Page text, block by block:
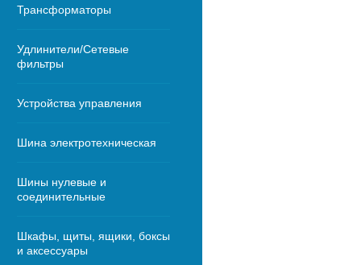
Трансформаторы
Удлинители/Сетевые
фильтры
Устройства управления
Шина электротехническая
Шины нулевые и
соединительные
Шкафы, щиты, ящики, боксы
и аксессуары